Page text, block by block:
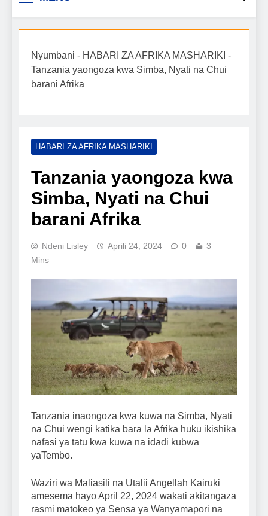
Tanzania
kilimo, mitindo, na burudani kwa Kiswahili,
mafanikio yako.
Nyumbani - HABARI ZA AFRIKA MASHARIKI -
Tanzania yaongoza kwa Simba, Nyati na Chui
barani Afrika
HABARI ZA AFRIKA MASHARIKI
Tanzania yaongoza kwa
Simba, Nyati na Chui
barani Afrika
Ndeni Lisley Aprili 24, 2024 0
3
Mins
Tanzania inaongoza kwa kuwa na Simba, Nyati
na Chui wengi katika bara la Afrika huku ikishika
nafasi ya tatu kwa kuwa na idadi kubwa
yaTembo.
Waziri wa Maliasili na Utalii Angellah Kairuki
amesema hayo April 22, 2024 wakati akitangaza
rasmi matokeo ya Sensa ya Wanyamapori na